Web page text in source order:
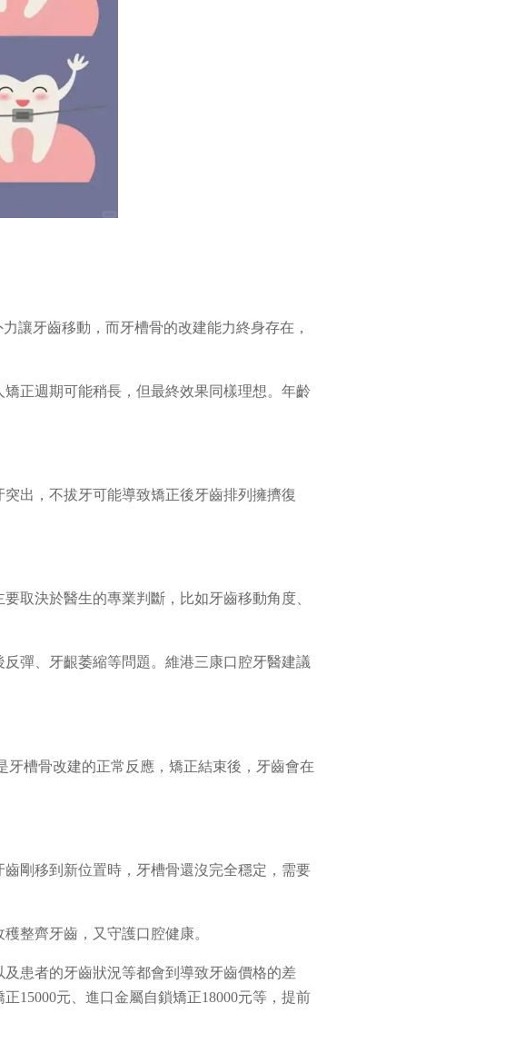
讓牙齒移動，而牙槽骨的改建能力終身存在，
正週期可能稍長，但最終效果同樣理想。年齡
出，不拔牙可能導致矯正後牙齒排列擁擠復
取決於醫生的專業判斷，比如牙齒移動角度、
彈、牙齦萎縮等問題。維港三康口腔牙醫建議
槽骨改建的正常反應，矯正結束後，牙齒會在
剛移到新位置時，牙槽骨還沒完全穩定，需要
整齊牙齒，又守護口腔健康。
患者的牙齒狀況等都會到導致牙齒價格的差
15000元、進口金屬自鎖矯正18000元等，提前